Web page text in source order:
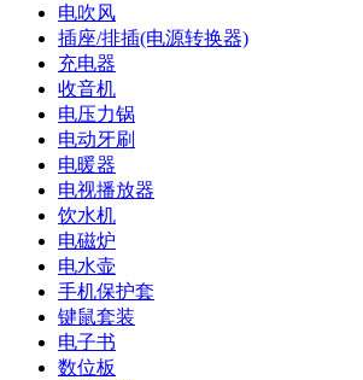
电吹风
插座/排插(电源转换器)
充电器
收音机
电压力锅
电动牙刷
电暖器
电视播放器
饮水机
电磁炉
电水壶
手机保护套
键鼠套装
电子书
数位板